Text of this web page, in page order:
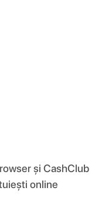
și CashClub
online